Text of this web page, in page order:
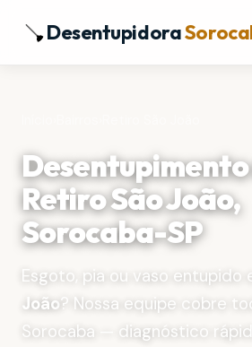
Desentupidora
Retiro São João,
Sorocaba-SP
Esgoto, pia ou vaso entupido
João? Nossa equipe cobre
Sorocaba — diagnóstico